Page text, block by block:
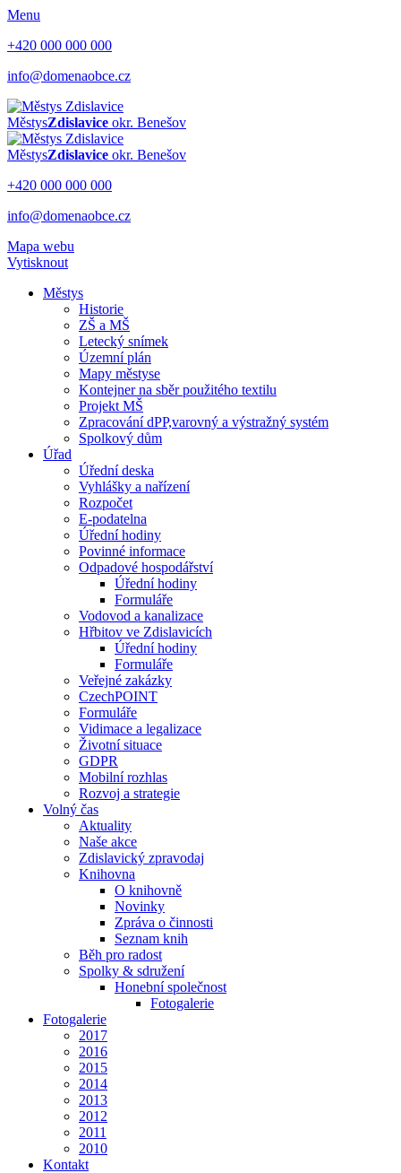
Menu
+420 000 000 000
info@domenaobce.cz
MěstysZdislavice okr. Benešov
MěstysZdislavice okr. Benešov
+420 000 000 000
info@domenaobce.cz
Mapa webu
Vytisknout
Městys
Historie
ZŠ a MŠ
Letecký snímek
Územní plán
Mapy městyse
Kontejner na sběr použitého textilu
Projekt MŠ
Zpracování dPP,varovný a výstražný systém
Spolkový dům
Úřad
Úřední deska
Vyhlášky a nařízení
Rozpočet
E-podatelna
Úřední hodiny
Povinné informace
Odpadové hospodářství
Úřední hodiny
Formuláře
Vodovod a kanalizace
Hřbitov ve Zdislavicích
Úřední hodiny
Formuláře
Veřejné zakázky
CzechPOINT
Formuláře
Vidimace a legalizace
Životní situace
GDPR
Mobilní rozhlas
Rozvoj a strategie
Volný čas
Aktuality
Naše akce
Zdislavický zpravodaj
Knihovna
O knihovně
Novinky
Zpráva o činnosti
Seznam knih
Běh pro radost
Spolky & sdružení
Honební společnost
Fotogalerie
Fotogalerie
2017
2016
2015
2014
2013
2012
2011
2010
Kontakt